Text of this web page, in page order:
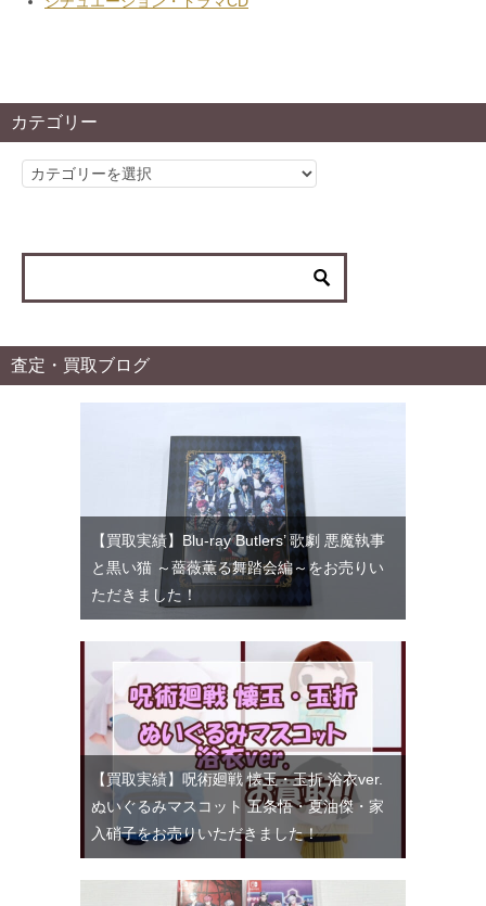
カテゴリー
カ
リ
査定・買取ブログ
【買取実績】Blu-ray Butlers’ 歌劇 悪魔執事
と黒い猫 ～薔薇薫る舞踏会編～をお売りい
ただきました！
【買取実績】呪術廻戦 懐玉・玉折 浴衣ver.
ぬいぐるみマスコット 五条悟・夏油傑・家
入硝子をお売りいただきました！